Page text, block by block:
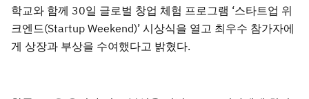
학교와 함께 30일 글로벌 창업 체험 프로그램 ‘스타트업 위
크엔드(Startup Weekend)’ 시상식을 열고 최우수 참가자에
게 상장과 부상을 수여했다고 밝혔다.